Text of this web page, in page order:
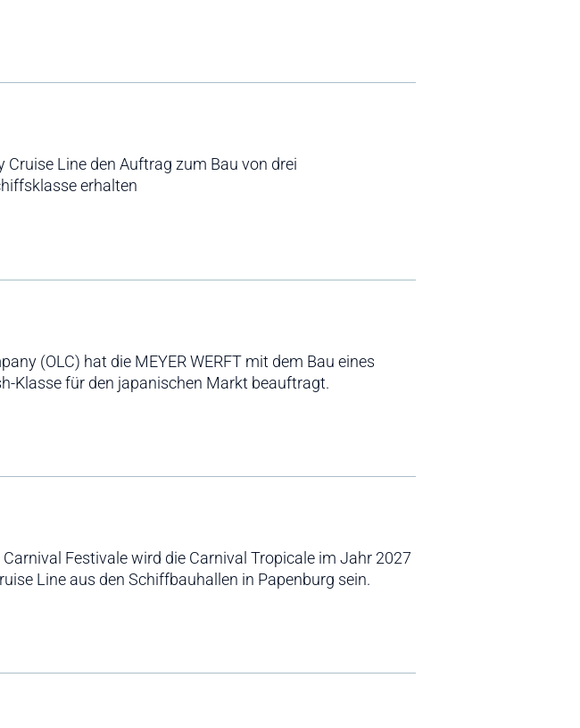
Cruise Line den Auftrag zum Bau von drei
erhalten
(OLC) hat die MEYER WERFT mit dem Bau eines
Klasse für den japanischen Markt beauftragt.
Festivale wird die Carnival Tropicale im Jahr 2027
Line aus den Schiffbauhallen in Papenburg sein.